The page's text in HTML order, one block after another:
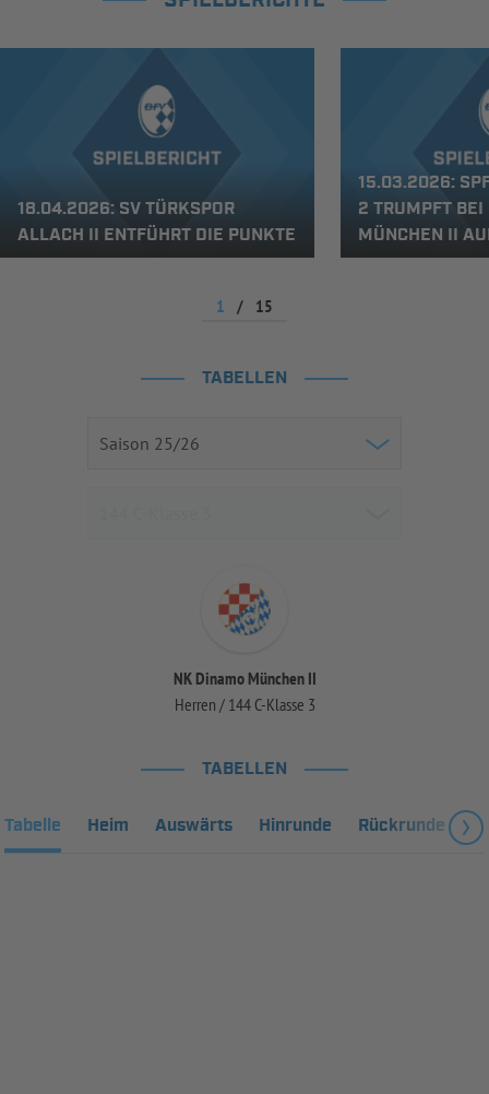
18.04.2026: SV TÜRKSPOR
ALLACH II ENTFÜHRT DIE PUNKTE
15.03.2026:
2 TRUMPFT
MÜNCHEN II
1 / 15
TABELLEN
NK Dinamo München II
Herren / 144 C-Klasse 3
TABELLEN
Tabelle Heim Auswärts Hinrunde Rückrunde